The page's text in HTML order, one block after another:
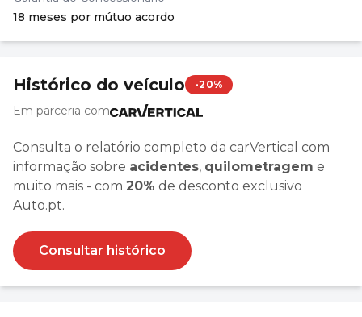
18 meses por mútuo acordo
Histórico do veículo -20%
Em parceria com
Consulta o relatório completo da carVertical com
informação sobre acidentes, quilometragem e
muito mais - com 20% de desconto exclusivo
Auto.pt.
Consultar histórico